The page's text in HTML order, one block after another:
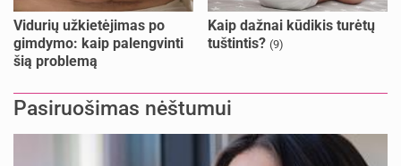
Vidurių užkietėjimas po
gimdymo: kaip palengvinti
šią problemą
Kaip dažnai kūdikis turėtų
tuštintis? (9)
Pasiruošimas nėštumui